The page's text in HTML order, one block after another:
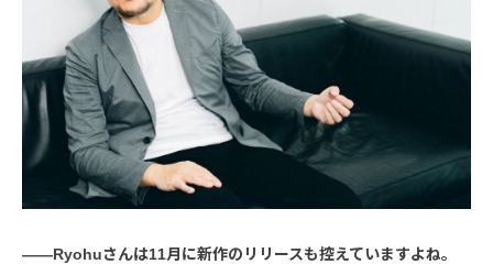
――Ryohuさんは11月に新作のリリースも控えていますよね。